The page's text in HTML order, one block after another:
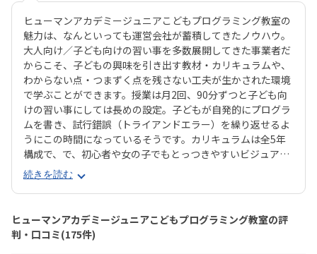
ヒューマンアカデミージュニアこどもプログラミング教室の
魅力は、なんといっても運営会社が蓄積してきたノウハウ。
大人向け／子ども向けの習い事を多数展開してきた事業者だ
からこそ、子どもの興味を引き出す教材・カリキュラムや、
わからない点・つまずく点を残さない工夫が生かされた環境
で学ぶことができます。授業は月2回、90分ずつと子ども向
けの習い事にしては長めの設定。子どもが自発的にプログラ
ムを書き、試行錯誤（トライアンドエラー）を繰り返せるよ
うにこの時間になっているそうです。カリキュラムは全5年
構成で、で、初心者や女の子でもとっつきやすいビジュアル
プログラミングツール「Scratch（スクラッチ）」から初め
て、エンジニアが実際に使用するプログラミング言語「Java
Script」までステップアップすることができます。ベーシッ
クコースではマウス操作など、パソコンの操作自体から学べ
るので、自宅でまったくパソコンをさわったことのないお子
さんでも戸惑うことなく授業に入っていけるでしょう。大学
続きを読む
ヒューマンアカデミージュニアこどもプログラミング教室の評
判・口コミ(175件)